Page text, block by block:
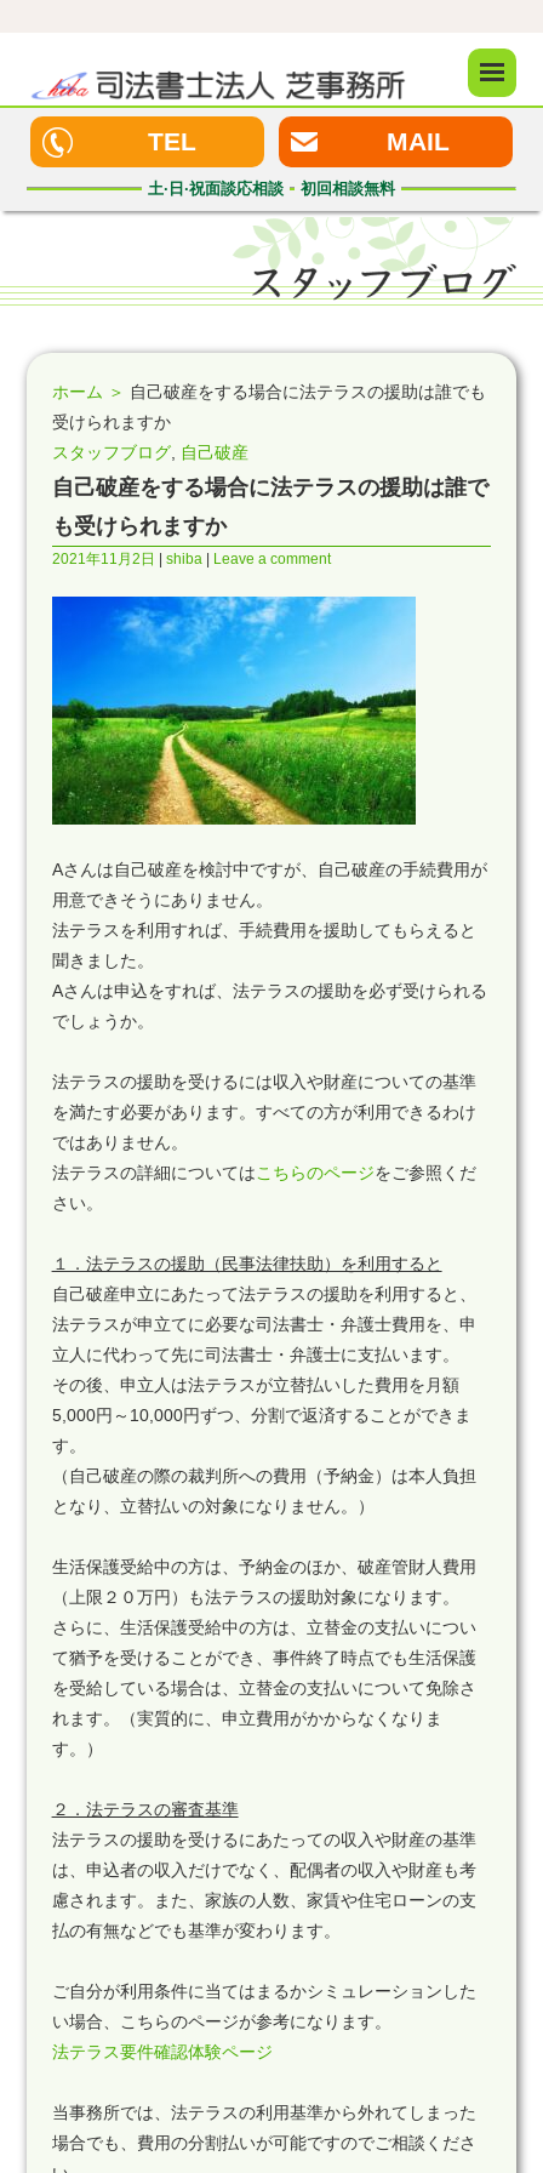
メニュ
TEL MAIL
土·日·祝面談応相談 初回相談無料
ホーム ＞ 自己破産をする場合に法テラスの援助は誰でも
受けられますか
スタッフブログ, 自己破産
自己破産をする場合に法テラスの援助は誰で
も受けられますか
2021年11月2日 shiba Leave a comment
Aさんは自己破産を検討中ですが、自己破産の手続費用が
用意できそうにありません。
法テラスを利用すれば、手続費用を援助してもらえると
聞きました。
Aさんは申込をすれば、法テラスの援助を必ず受けられる
でしょうか。
法テラスの援助を受けるには収入や財産についての基準
を満たす必要があります。すべての方が利用できるわけ
ではありません。
法テラスの詳細についてはこちらのページをご参照くだ
さい。
１．法テラスの援助（民事法律扶助）を利用すると
自己破産申立にあたって法テラスの援助を利用すると、
法テラスが申立てに必要な司法書士・弁護士費用を、申
立人に代わって先に司法書士・弁護士に支払います。
その後、申立人は法テラスが立替払いした費用を月額
5,000円～10,000円ずつ、分割で返済することができま
す。
（自己破産の際の裁判所への費用（予納金）は本人負担
となり、立替払いの対象になりません。）
生活保護受給中の方は、予納金のほか、破産管財人費用
（上限２０万円）も法テラスの援助対象になります。
さらに、生活保護受給中の方は、立替金の支払いについ
て猶予を受けることができ、事件終了時点でも生活保護
を受給している場合は、立替金の支払いについて免除さ
れます。（実質的に、申立費用がかからなくなりま
す。）
２．法テラスの審査基準
法テラスの援助を受けるにあたっての収入や財産の基準
は、申込者の収入だけでなく、配偶者の収入や財産も考
慮されます。また、家族の人数、家賃や住宅ローンの支
払の有無などでも基準が変わります。
ご自分が利用条件に当てはまるかシミュレーションした
い場合、こちらのページが参考になります。
法テラス要件確認体験ページ
当事務所では、法テラスの利用基準から外れてしまった
場合でも、費用の分割払いが可能ですのでご相談くださ